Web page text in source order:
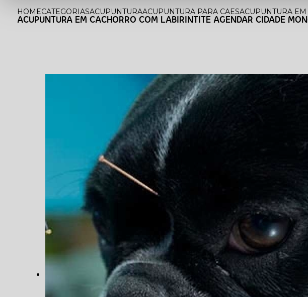
HOMECATEGORIASACUPUNTURAACUPUNTURA PARA CAESACUPUNTURA
ACUPUNTURA EM CACHORRO COM LABIRINTITE AGENDAR CIDADE